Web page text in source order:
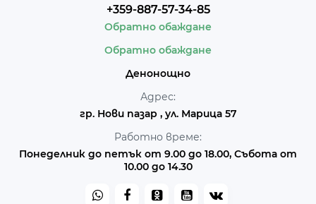
+359-887-57-34-85
Обратно обаждане
Обратно обаждане
Денонощно
Адрес:
гр. Нови пазар , ул. Марица 57
Работно време:
Понеделник до петък от 9.00 до 18.00, Събота от
10.00 до 14.30